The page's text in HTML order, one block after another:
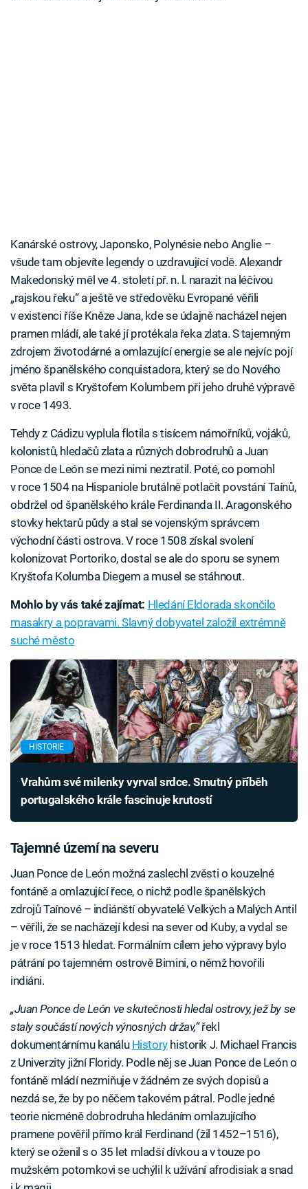
Kanárské ostrovy, Japonsko, Polynésie nebo Anglie –
všude tam objevíte legendy o uzdravující vodě. Alexandr
Makedonský měl ve 4. století př. n. l. narazit na léčivou
„rajskou řeku“ a ještě ve středověku Evropané věřili
v existenci říše Kněze Jana, kde se údajně nacházel nejen
pramen mládí, ale také jí protékala řeka zlata. S tajemným
zdrojem životodárné a omlazující energie se ale nejvíc pojí
jméno španělského conquistadora, který se do Nového
světa plavil s Kryštofem Kolumbem při jeho druhé výpravě
v roce 1493.
Tehdy z Cádizu vyplula flotila s tisícem námořníků, vojáků,
kolonistů, hledačů zlata a různých dobrodruhů a Juan
Ponce de León se mezi nimi neztratil. Poté, co pomohl
v roce 1504 na Hispaniole brutálně potlačit povstání Taínů,
obdržel od španělského krále Ferdinanda II. Aragonského
stovky hektarů půdy a stal se vojenským správcem
východní části ostrova. V roce 1508 získal svolení
kolonizovat Portoriko, dostal se ale do sporu se synem
Kryštofa Kolumba Diegem a musel se stáhnout.
Mohlo by vás také zajímat: Hledání Eldorada skončilo
masakry a popravami. Slavný dobyvatel založil extrémně
suché město
HISTORIE
Vrahům své milenky vyrval srdce. Smutný příběh
portugalského krále fascinuje krutostí
Tajemné území na severu
Juan Ponce de León možná zaslechl zvěsti o kouzelné
fontáně a omlazující řece, o nichž podle španělských
zdrojů Taínové – indiánští obyvatelé Velkých a Malých Antil
– věřili, že se nacházejí kdesi na sever od Kuby, a vydal se
je v roce 1513 hledat. Formálním cílem jeho výpravy bylo
pátrání po tajemném ostrově Bimini, o němž hovořili
indiáni.
„Juan Ponce de León ve skutečnosti hledal ostrovy, jež by se
staly součástí nových výnosných držav,“řekl
dokumentárnímu kanálu Historyhistorik J. Michael Francis
z Univerzity jižní Floridy. Podle něj se Juan Ponce de León o
fontáně mládí nezmiňuje v žádném ze svých dopisů a
nezdá se, že by po něčem takovém pátral. Podle jedné
teorie nicméně dobrodruha hledáním omlazujícího
pramene pověřil přímo král Ferdinand (žil 1452–1516),
který se oženil s o 35 let mladší dívkou a v touze po
mužském potomkovi se uchýlil k užívání afrodisiak a snad